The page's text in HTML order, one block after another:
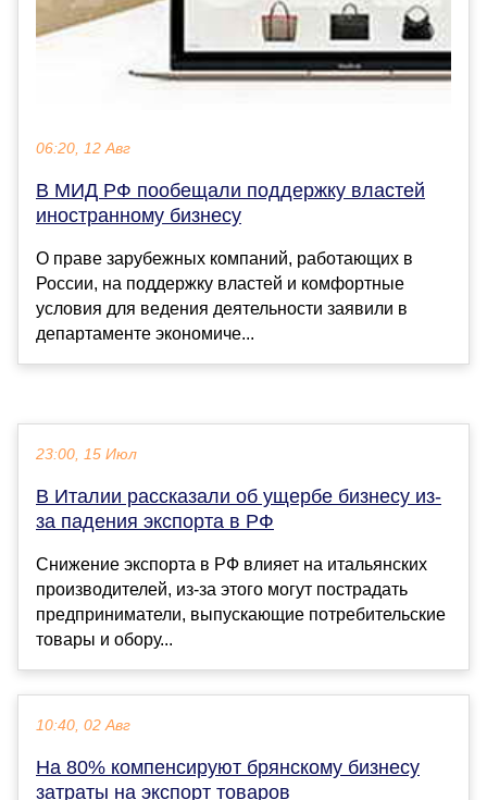
06:20, 12 Авг
В МИД РФ пообещали поддержку властей
иностранному бизнесу
О праве зарубежных компаний, работающих в
России, на поддержку властей и комфортные
условия для ведения деятельности заявили в
департаменте экономиче...
23:00, 15 Июл
В Италии рассказали об ущербе бизнесу из-
за падения экспорта в РФ
Снижение экспорта в РФ влияет на итальянских
производителей, из-за этого могут пострадать
предприниматели, выпускающие потребительские
товары и обору...
10:40, 02 Авг
На 80% компенсируют брянскому бизнесу
затраты на экспорт товаров